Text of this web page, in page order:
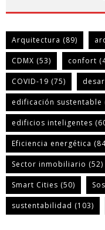
Arquitectura (89)
CDMX (53) confort
COVID-19 (75)
edificación sustentable
edificios inteligentes
Eficiencia energética
Sector inmobiliario (52)
Smart Cities (50)
sustentabilidad (103)